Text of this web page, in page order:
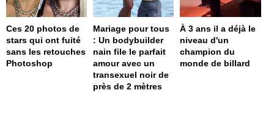
Ces 20 photos de
stars qui ont fuité
sans les retouches
Photoshop
Mariage pour tous
: Un bodybuilder
nain file le parfait
amour avec un
transexuel noir de
près de 2 mètres
À 3 ans il a déjà le
niveau d'un
champion du
monde de billard